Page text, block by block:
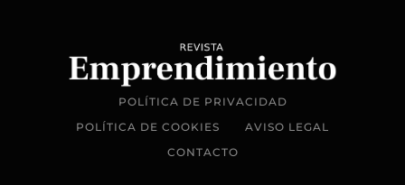
POLÍTICA DE PRIVACIDAD
POLÍTICA DE COOKIES
AVISO LEGAL
CONTACTO